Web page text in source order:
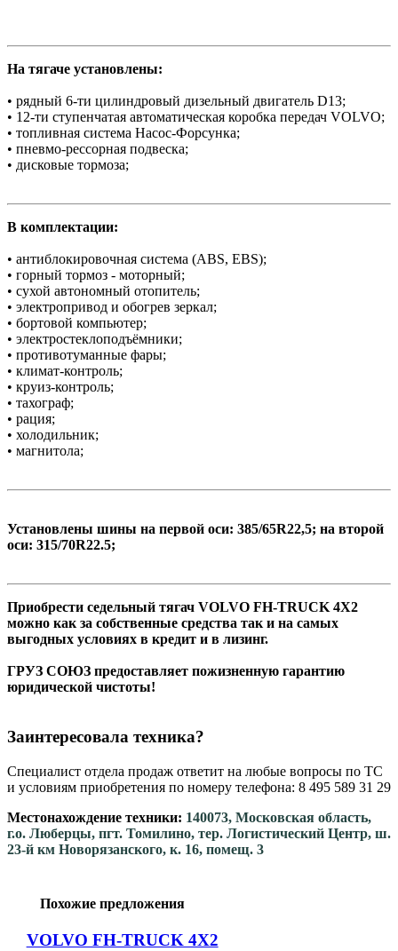
На тягаче установлены:
• рядный 6-ти цилиндровый дизельный двигатель D13;
• 12-ти ступенчатая автоматическая коробка передач VOLVO;
• топливная система Насос-Форсунка;
• пневмо-рессорная подвеска;
• дисковые тормоза;
В комплектации:
• антиблокировочная система (АBS, EBS);
• горный тормоз - моторный;
• сухой автономный отопитель;
• электропривод и обогрев зеркал;
• бортовой компьютер;
• электростеклоподъёмники;
• противотуманные фары;
• климат-контроль;
• круиз-контроль;
• тахограф;
• рация;
• холодильник;
• магнитола;
Установлены шины на первой оси: 385/65R22,5; на второй
оси: 315/70R22.5;
Приобрести седельный тягач VOLVO FH-TRUCK 4X2
можно как за собственные средства так и на самых
выгодных условиях в кредит и в лизинг.
ГРУЗ СОЮЗ предоставляет пожизненную гарантию
юридической чистоты!
Заинтересовала техника?
Специалист отдела продаж ответит на любые вопросы по ТС
и условиям приобретения по номеру телефона: 8 495 589 31 29
Местонахождение техники: 140073, Московская область,
г.о. Люберцы, пгт. Томилино, тер. Логистический Центр, ш.
23-й км Новорязанского, к. 16, помещ. 3
Похожие предложения
VOLVO FH-TRUCK 4X2